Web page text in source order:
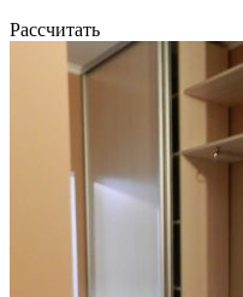
Рассчитать